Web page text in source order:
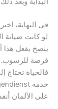
في النهاية،
لو كانت صيانة
ينصح بفعل هذا
فرصة للرسوب.
فالحياة تحتاج
على الألمان